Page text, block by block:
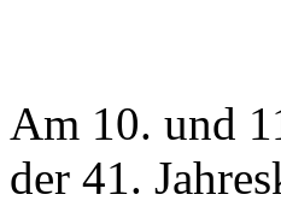
Am 10. und
der 41.